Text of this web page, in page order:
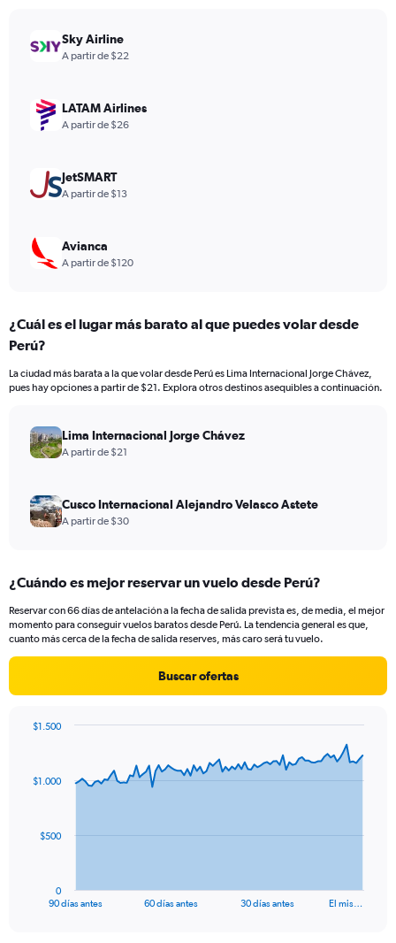
values.
Range:
1500.
Sky Airline
A partir de $22
LATAM Airlines
A partir de $26
JetSMART
A partir de $13
Avianca
A partir de $120
¿Cuál es el lugar más barato al que puedes volar desde
Perú?
La ciudad más barata a la que volar desde Perú es Lima Internacional Jorge Chávez,
pues hay opciones a partir de $21. Explora otros destinos asequibles a continuación.
Lima Internacional Jorge Chávez
A partir de $21
Cusco Internacional Alejandro Velasco Astete
A partir de $30
¿Cuándo es mejor reservar un vuelo desde Perú?
Reservar con 66 días de antelación a la fecha de salida prevista es, de media, el mejor
momento para conseguir vuelos baratos desde Perú. La tendencia general es que,
cuanto más cerca de la fecha de salida reserves, más caro será tu vuelo.
Buscar ofertas
data
The
90 días antes 60 días antes 30 días antes El mis…
0
$500
$1.000
$1.500